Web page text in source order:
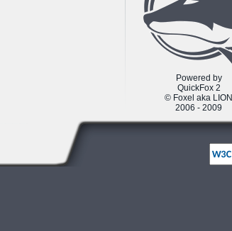
Powered by
QuickFox 2
© Foxel aka LION
2006 - 2009